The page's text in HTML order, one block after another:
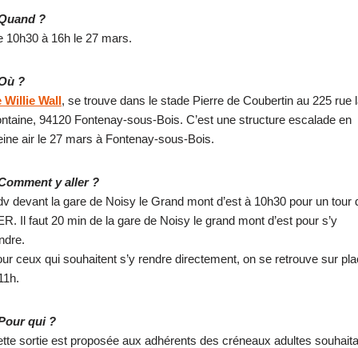
?
10h30 à 16h le 27 mars.
?
Willie Wall, se trouve dans le stade Pierre de Coubertin au 225 rue
94120 Fontenay-sous-Bois. C’est une structure escalade en
air le 27 mars à Fontenay-sous-Bois.
y aller ?
devant la gare de Noisy le Grand mont d’est à 10h30 pour un tour
Il faut 20 min de la gare de Noisy le grand mont d’est pour s’y
ceux qui souhaitent s’y rendre directement, on se retrouve sur
qui ?
sortie est proposée aux adhérents des créneaux adultes